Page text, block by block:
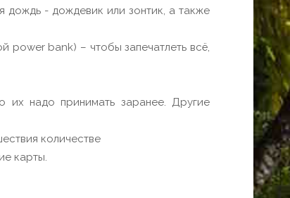
дождь - дождевик или зонтик, а также
bank) – чтобы запечатлеть всё,
их надо принимать заранее. Другие
количестве
карты.